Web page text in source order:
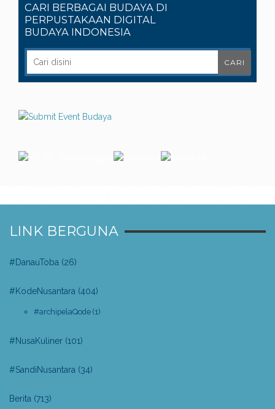
CARI BERBAGAI BUDAYA DI
PERPUSTAKAAN DIGITAL
BUDAYA INDONESIA
LINK BERGUNA
#DanauToba (26)
#KodeNusantara (404)
#archipelaQode (1)
#NusaKuliner (101)
#SandiNusantara (34)
Berita (713)